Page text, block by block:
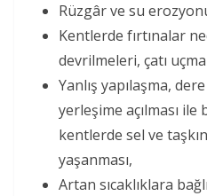
Rüzgâr ve su
Kentlerde fırtınalar
devrilmeleri, çatı
Yanlış yapılaşma,
yerleşime açılması
kentlerde sel ve
yaşanması,
Artan sıcaklıklara